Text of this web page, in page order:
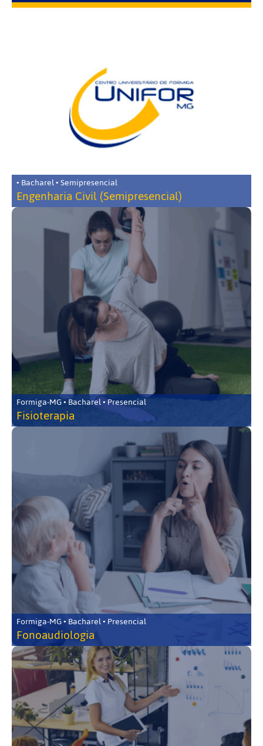
• Bacharel • Semipresencial
Engenharia Civil (Semipresencial)
Formiga-MG • Bacharel • Presencial
Fisioterapia
Formiga-MG • Bacharel • Presencial
Fonoaudiologia